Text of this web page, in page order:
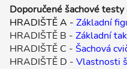
Doporučené šachové
HRADIŠTĚ A - Základní
HRADIŠTĚ B - Základní
HRADIŠTĚ C - Šachová
HRADIŠTĚ D - Vlastnosti